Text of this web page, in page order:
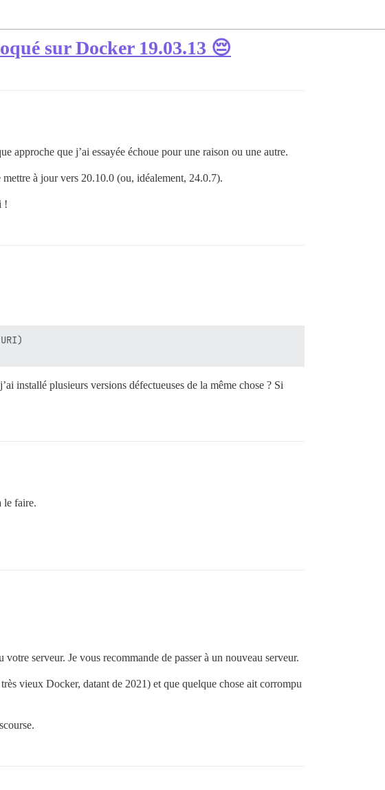
sur Docker 19.03.13 😔
approche que j’ai essayée échoue pour une raison ou une autre.
à jour vers 20.10.0 (ou, idéalement, 24.0.7).
!
installé plusieurs versions défectueuses de la même chose ? Si
le faire.
serveur. Je vous recommande de passer à un nouveau serveur.
vieux Docker, datant de 2021) et que quelque chose ait corrompu